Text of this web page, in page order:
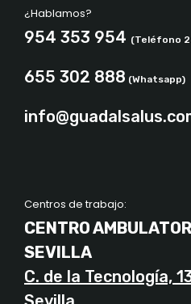
¿Hablamos?
954 353 954 (Teléfono
655 302 888 (Whatsapp)
Centros de trabajo:
CENTRO
SEVILLA
C. de la Tecnología,